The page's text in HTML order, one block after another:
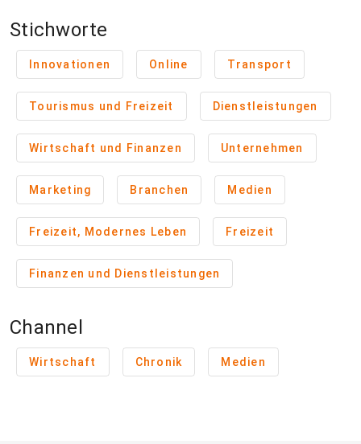
Stichworte
Innovationen Online Transport
Tourismus und Freizeit Dienstleistungen
Wirtschaft und Finanzen Unternehmen
Marketing Branchen Medien
Freizeit, Modernes Leben Freizeit
Finanzen und Dienstleistungen
Channel
Wirtschaft Chronik Medien